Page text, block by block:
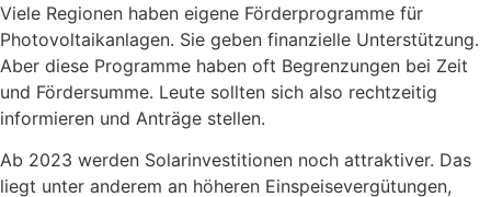
Viele Regionen haben eigene Förderprogramme für
Photovoltaikanlagen. Sie geben finanzielle Unterstützung.
Aber diese Programme haben oft Begrenzungen bei Zeit
und Fördersumme. Leute sollten sich also rechtzeitig
informieren und Anträge stellen.
Ab 2023 werden Solarinvestitionen noch attraktiver. Das
liegt unter anderem an höheren Einspeisevergütungen,